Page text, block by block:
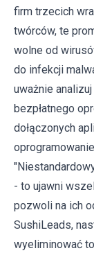
firm trzecich
twórców, te
wolne od
do infekcji
uważnie
bezpłatnego
dołączonych
- to ujawni
pozwoli na ich
SushiLeads,
wyeliminować